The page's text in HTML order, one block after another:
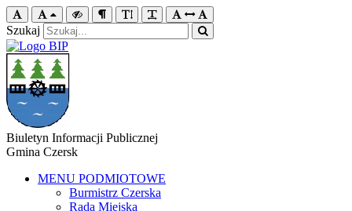
Szukaj
Biuletyn Informacji Publicznej
Gmina Czersk
MENU PODMIOTOWE
Burmistrz Czerska
Rada Miejska